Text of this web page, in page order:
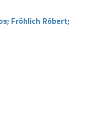
Fröhlich Róbert;